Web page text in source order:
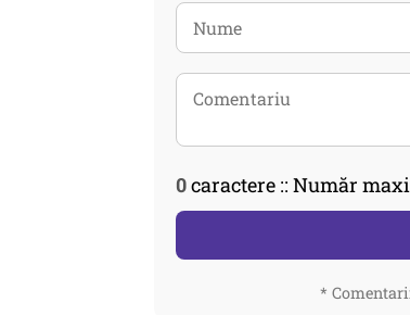
0caractere :: Număr
*